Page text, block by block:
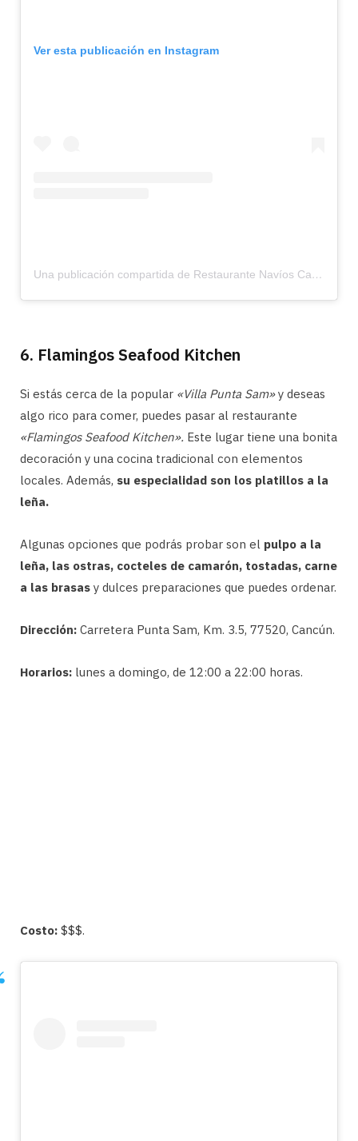
Ver esta publicación en Instagram
Una publicación compartida de Restaurante Navíos Cancún (@naviosseafood)
6. Flamingos Seafood Kitchen
Si estás cerca de la popular «Villa Punta Sam»y deseas
algo rico para comer, puedes pasar al restaurante
«Flamingos Seafood Kitchen». Este lugar tiene una bonita
decoración y una cocina tradicional con elementos
locales. Además, su especialidad son los platillos a la
leña.
Algunas opciones que podrás probar son el pulpo a la
leña, las ostras, cocteles de camarón, tostadas, carne
a las brasas y dulces preparaciones que puedes ordenar.
Dirección: Carretera Punta Sam, Km. 3.5, 77520, Cancún.
Horarios: lunes a domingo, de 12:00 a 22:00 horas.
Costo: $$$.